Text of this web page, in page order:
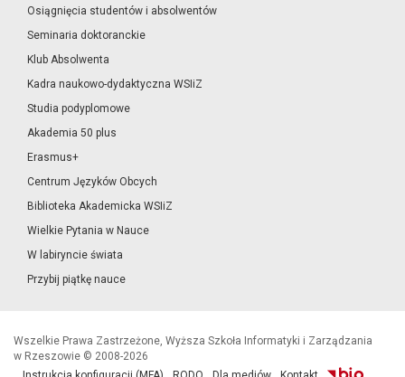
Osiągnięcia studentów i absolwentów
Seminaria doktoranckie
Klub Absolwenta
Kadra naukowo-dydaktyczna WSIiZ
Studia podyplomowe
Akademia 50 plus
Erasmus+
Centrum Języków Obcych
Biblioteka Akademicka WSIiZ
Wielkie Pytania w Nauce
W labiryncie świata
Przybij piątkę nauce
Wszelkie Prawa Zastrzeżone, Wyższa Szkoła Informatyki i Zarządzania
w Rzeszowie © 2008-2026